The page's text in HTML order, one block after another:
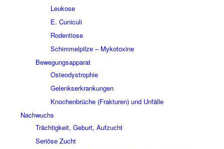
Leukose
E. Cuniculi
Rodentiose
Schimmelpilze – Mykotoxine
Bewegungsapparat
Osteodystrophie
Gelenkserkrankungen
Knochenbrüche (Frakturen) und Unfälle
Nachwuchs
Trächtigkeit, Geburt, Aufzucht
Seriöse Zucht